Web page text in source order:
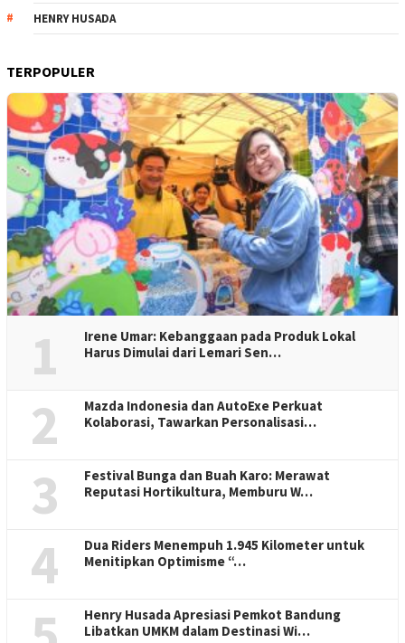
HENRY HUSADA
TERPOPULER
1
Irene Umar: Kebanggaan pada Produk Lokal
Harus Dimulai dari Lemari Sen…
2
Mazda Indonesia dan AutoExe Perkuat
Kolaborasi, Tawarkan Personalisasi…
3
Festival Bunga dan Buah Karo: Merawat
Reputasi Hortikultura, Memburu W…
4
Dua Riders Menempuh 1.945 Kilometer untuk
Menitipkan Optimisme “…
Henry Husada Apresiasi Pemkot Bandung
Libatkan UMKM dalam Destinasi Wi…